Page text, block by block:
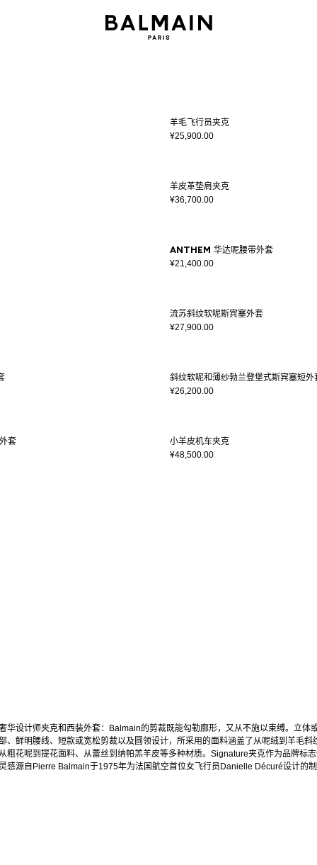
羊毛飞行员夹克
¥25,900.00
羊皮革垫肩夹克
¥36,700.00
Anthem 华达呢腰带外套
¥21,400.00
流苏斜纹软呢斯宾塞外套
¥27,900.00
斜纹软呢和薄纱勃兰登堡式斯宾塞短外
¥26,200.00
套 小羊皮机车夹克
¥48,500.00
华设计师夹克和西装外套：Balmain的剪裁既能勾勒廓形，又从不施以束缚。立体
、鲜明腰线、短款或宽松剪裁以及圆领设计，所采用的面料涵盖了从呢绒到羊毛斜
粗花呢到提花面料、从蕾丝到纳帕羔羊皮等多种材质。Signature夹克作为品牌标
感源自Pierre Balmain于1975年为法国航空首位女飞行员Danielle Décuré设计的制